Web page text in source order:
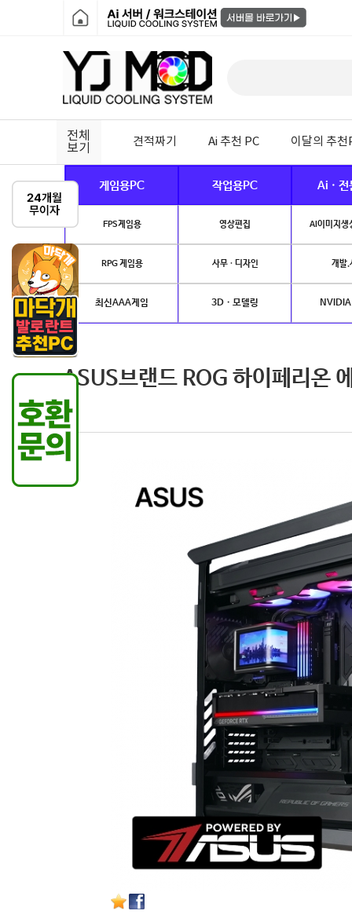
전체
보기
견적짜기 Ai 추천 PC 이달의 추천
게임용PC 작업용PC Ai · 전
FPS게임용 영상편집 AI이미지생
RPG 게임용 사무 · 디자인 개발.
최신AAA게임 3D · 모델링
ASUS브랜드 ROG 하이페리온